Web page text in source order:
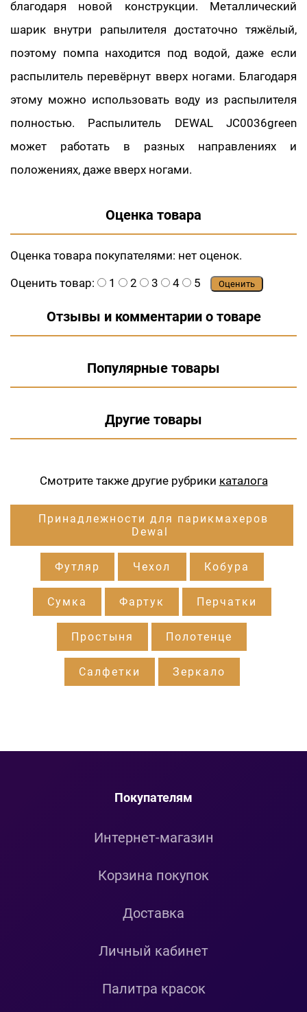
благодаря новой конструкции. Металлический
шарик внутри рапылителя достаточно тяжёлый,
поэтому помпа находится под водой, даже если
распылитель перевёрнут вверх ногами. Благодаря
этому можно использовать воду из распылителя
полностью. Распылитель DEWAL JC0036green
может работать в разных направлениях и
положениях, даже вверх ногами.
Оценка товара
Оценка товара покупателями: нет оценок.
Оценить товар:
1 2 3 4 5 Оценить
Отзывы и комментарии о товаре
Популярные товары
Другие товары
Смотрите также другие рубрики каталога
Принадлежности для парикмахеров
Dewal
Футляр Чехол Кобура
Сумка Фартук Перчатки
Простыня Полотенце
Салфетки Зеркало
Покупателям
Интернет-магазин
Корзина покупок
Доставка
Личный кабинет
Палитра красок